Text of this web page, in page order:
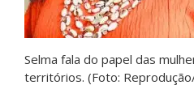
Selma fala do papel das
territórios. (Foto: